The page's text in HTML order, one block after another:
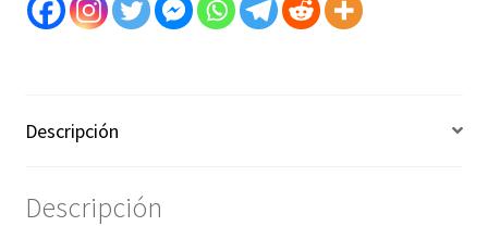
Descripción
Descripción